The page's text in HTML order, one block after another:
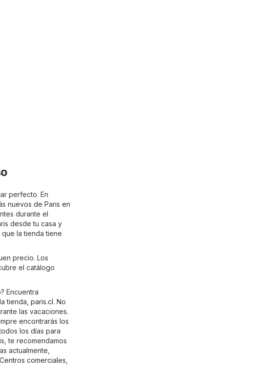
perfecto. En
nuevos de Paris en
durante el
desde tu casa y
la tienda tiene
precio. Los
el catálogo
Encuentra
tienda, paris.cl. No
las vacaciones.
encontrarás los
los días para
te recomendamos
actualmente,
Centros comerciales